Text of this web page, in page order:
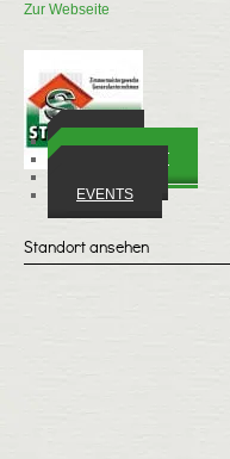
WIRTSCHAFT
EVENTS
Zur Webseite
Standort ansehen